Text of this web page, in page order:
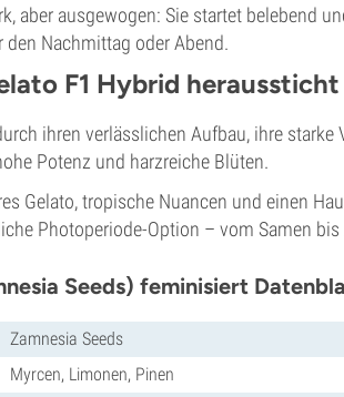
aber ausgewogen: Sie startet belebend
Nachmittag oder Abend.
F1 Hybrid heraussticht
ihren verlässlichen Aufbau, ihre
Potenz und harzreiche Blüten.
Gelato, tropische Nuancen und einen
Photoperiode-Option – vom Samen
Seeds) feminisiert
Zamnesia Seeds
Myrcen, Limonen, Pinen